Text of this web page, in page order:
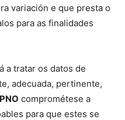
variación e que presta o
para as finalidades
a tratar os datos de
adecuada, pertinente,
PNO comprométese a
para que estes se